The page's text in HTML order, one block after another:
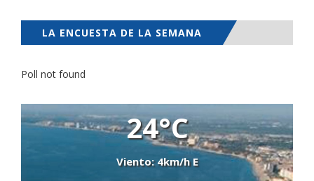
LA ENCUESTA DE LA SEMANA
Poll not found
24°C
Viento: 4km/h E